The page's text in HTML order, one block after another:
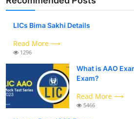
LICs Bima Sakhi Details
Read More ⟶
1296
What is AAO
Exam?
Read More ⟶
5466